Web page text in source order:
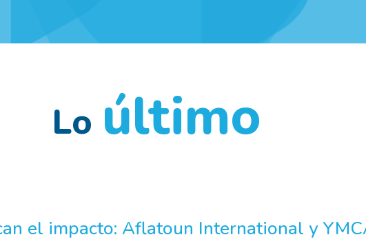
Lo último
el impacto: Aflatoun International y